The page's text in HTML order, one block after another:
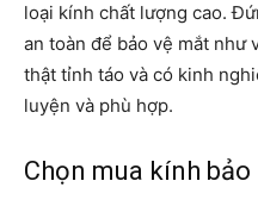
loại kính chất lượng cao.
an toàn để bảo vệ mắt như
thật tỉnh táo và có kinh
luyện và phù hợp.
Chọn mua kính